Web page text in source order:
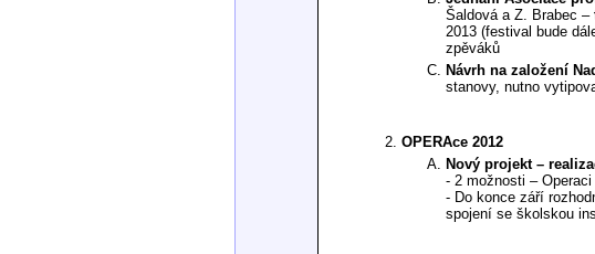
Šaldová a Z. Brabec –
2013 (festival bude
zpěváků
Návrh na založení
stanovy, nutno
OPERAce 2012
Nový projekt –
- 2 možnosti –
- Do konce září
spojení se školskou